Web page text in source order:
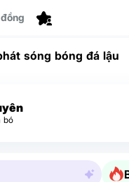
sóng bóng đá lậu
bó